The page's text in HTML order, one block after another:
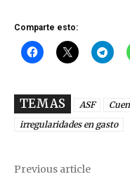
Comparte esto:
TEMAS ASF
irregularidades en gasto
Previous article